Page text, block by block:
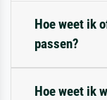
Hoe weet ik
passen?
Hoe weet ik